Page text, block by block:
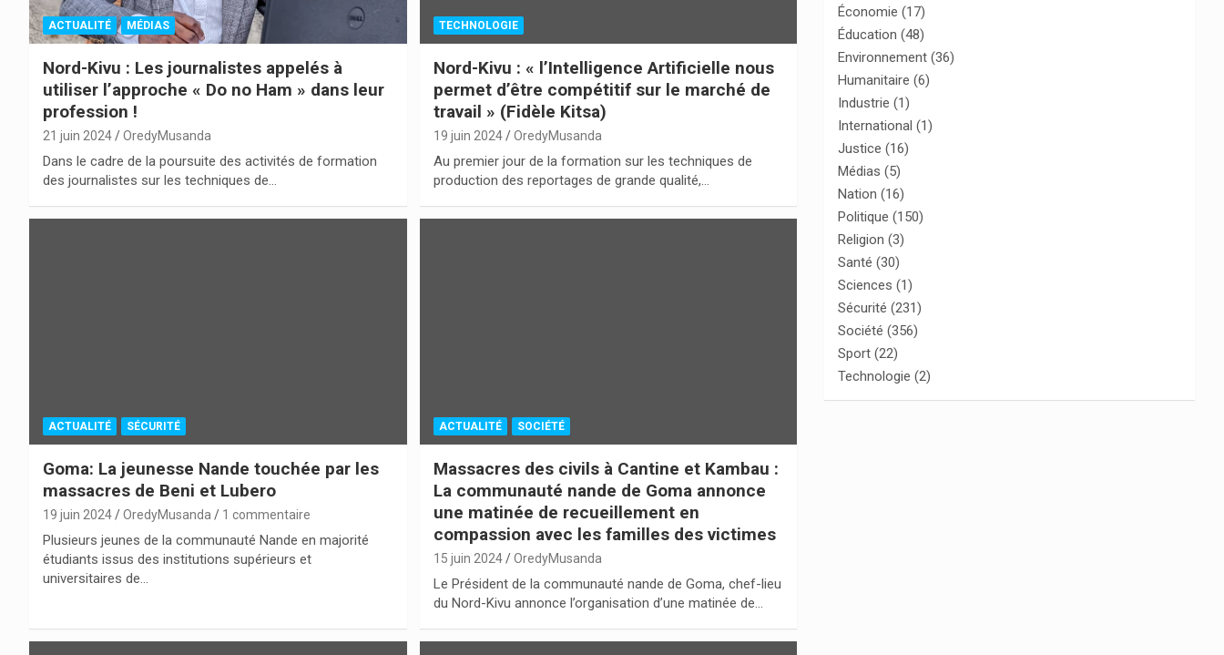
ACTUALITÉ MÉDIAS
Nord-Kivu : Les journalistes appelés à
utiliser l’approche « Do no Ham » dans leur
profession !
21 juin 2024 OredyMusanda
Dans le cadre de la poursuite des activités de formation
des journalistes sur les techniques de…
TECHNOLOGIE
Nord-Kivu : « l’Intelligence Artificielle nous
permet d’être compétitif sur le marché de
travail » (Fidèle Kitsa)
19 juin 2024 OredyMusanda
Au premier jour de la formation sur les techniques de
production des reportages de grande qualité,…
ACTUALITÉ SÉCURITÉ
Goma: La jeunesse Nande touchée par les
massacres de Beni et Lubero
19 juin 2024 OredyMusanda 1 commentaire
Plusieurs jeunes de la communauté Nande en majorité
étudiants issus des institutions supérieurs et
universitaires de…
ACTUALITÉ SOCIÉTÉ
Massacres des civils à Cantine et Kambau :
La communauté nande de Goma annonce
une matinée de recueillement en
compassion avec les familles des victimes
15 juin 2024 OredyMusanda
Le Président de la communauté nande de Goma, chef-lieu
du Nord-Kivu annonce l’organisation d’une matinée de…
Économie (17)
Éducation (48)
Environnement (36)
Humanitaire (6)
Industrie (1)
International (1)
Justice (16)
Médias (5)
Nation (16)
Politique (150)
Religion (3)
Santé (30)
Sciences (1)
Sécurité (231)
Société (356)
Sport (22)
Technologie (2)